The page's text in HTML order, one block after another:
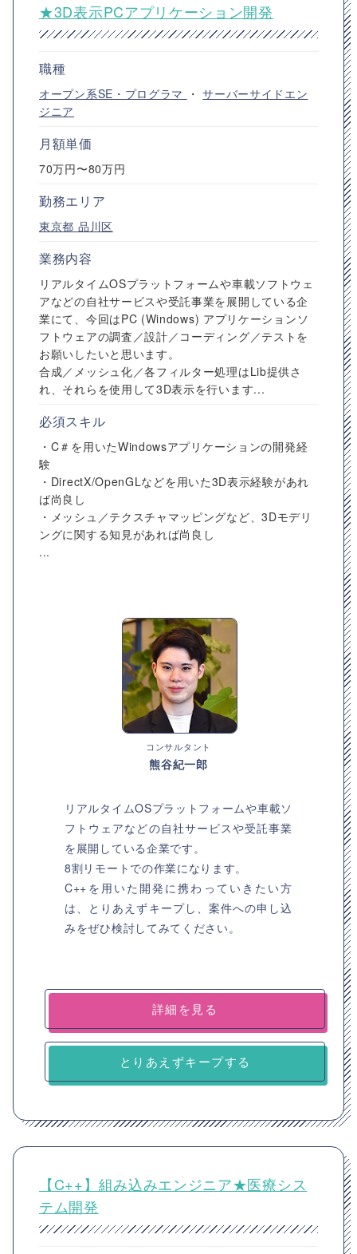
★3D表示PCアプリケーション開発
職種
オープン系SE・プログラマ ・サーバーサイドエン
ジニア
月額単価
70万円〜80万円
勤務エリア
東京都 品川区
業務内容
リアルタイムOSプラットフォームや車載ソフトウェ
アなどの自社サービスや受託事業を展開している企
業にて、今回はPC (Windows) アプリケーションソ
フトウェアの調査／設計／コーディング／テストを
お願いしたいと思います。
合成／メッシュ化／各フィルター処理はLib提供さ
れ、それらを使用して3D表示を行います...
必須スキル
・C＃を用いたWindowsアプリケーションの開発経
験
・DirectX/OpenGLなどを用いた3D表示経験があれ
ば尚良し
・メッシュ／テクスチャマッピングなど、3Dモデリ
ングに関する知見があれば尚良し
...
コンサルタント
熊谷紀一郎
リアルタイムOSプラットフォームや車載ソ
フトウェアなどの自社サービスや受託事業
を展開している企業です。
8割リモートでの作業になります。
C++を用いた開発に携わっていきたい方
は、とりあえずキープし、案件への申し込
みをぜひ検討してみてください。
詳細を見る
とりあえずキープする
【C++】組み込みエンジニア★医療シス
テム開発